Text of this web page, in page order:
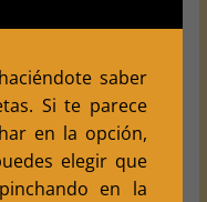
saber
Si te parece
en la opción,
elegir que
en la